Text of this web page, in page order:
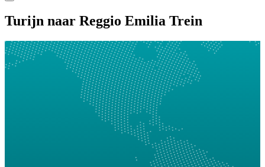
Turijn naar Reggio Emilia Trein